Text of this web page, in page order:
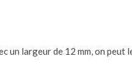
un largeur de 12 mm, on peut